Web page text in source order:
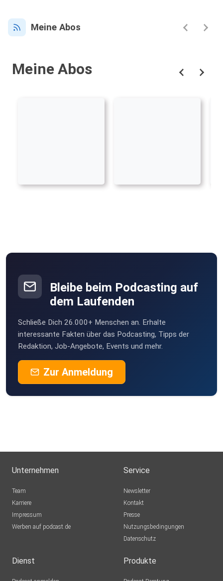
Meine Abos
Meine Abos
Bleibe beim Podcasting auf
dem Laufenden
Schließe Dich 26.000+ Menschen an. Erhalte
interessante Fakten über das Podcasting, Tipps der
Redaktion, Job-Angebote, Events und mehr.
Zur Anmeldung
Unternehmen
Team
Karriere
Impressum
Werben auf podcast.de
Service
Newsletter
Kontakt
Presse
Nutzungsbedingungen
Datenschutz
Dienst Produkte